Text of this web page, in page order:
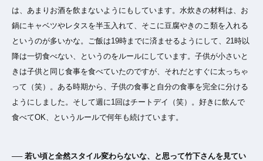
は、あまりお酒を飲まないようにもしています。水炊きの材料は、お
鍋にキャベツやレタスを半玉入れて、そこに豆腐やきのこ類を入れる
というのが多いかな。ご飯は19時までに済ませるようにして、21時以
降は一切食べない、というのをルールにしています。子供が小さいと
きは子供と同じ食事を食べていたのですが、それだとすぐに太っちゃ
って（笑）。ある時期から、子供の食事と自分の食事を完全に分ける
ようにしました。そして週に1回はチートデイ（笑）。好きに飲んで
食べてOK、というルールで何年も続けています。
── 若い頃と全然スタイル変わらないな、と思って竹下さんを見てい